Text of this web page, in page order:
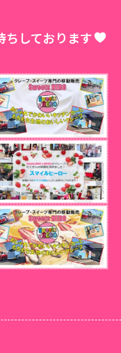
ちしております